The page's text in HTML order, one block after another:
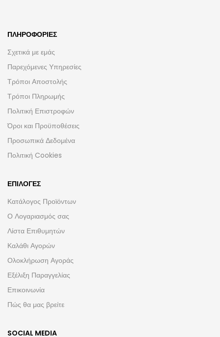
ΠΛΗΡΟΦΟΡΊΕΣ
Σχετικά με εμάς
Παρεχόμενες Υπηρεσίες
Τρόποι Αποστολής
Τρόποι Πληρωμής
Πολιτική Επιστροφών
Όροι και Προϋποθέσεις
Προσωπικά Δεδομένα
Πολιτική Cookies
ΕΠΙΛΟΓΈΣ
Κατάλογος Προϊόντων
Ο Λογαριασμός σας
Λίστα Επιθυμητών
Καλάθι Αγορών
Ολοκλήρωση Αγοράς
Εξέλιξη Παραγγελίας
Επικοινωνία
Πώς θα μας βρείτε
SOCIAL MEDIA